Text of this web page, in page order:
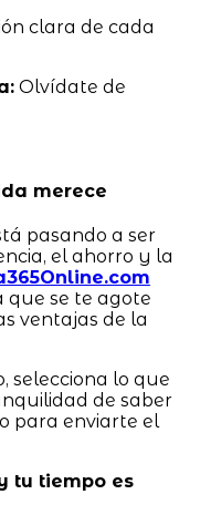
clara de cada
Olvídate de
merece
pasando a ser
el ahorro y la
que se te agote
ventajas de la
selecciona lo que
de saber
para enviarte el
tu tiempo es